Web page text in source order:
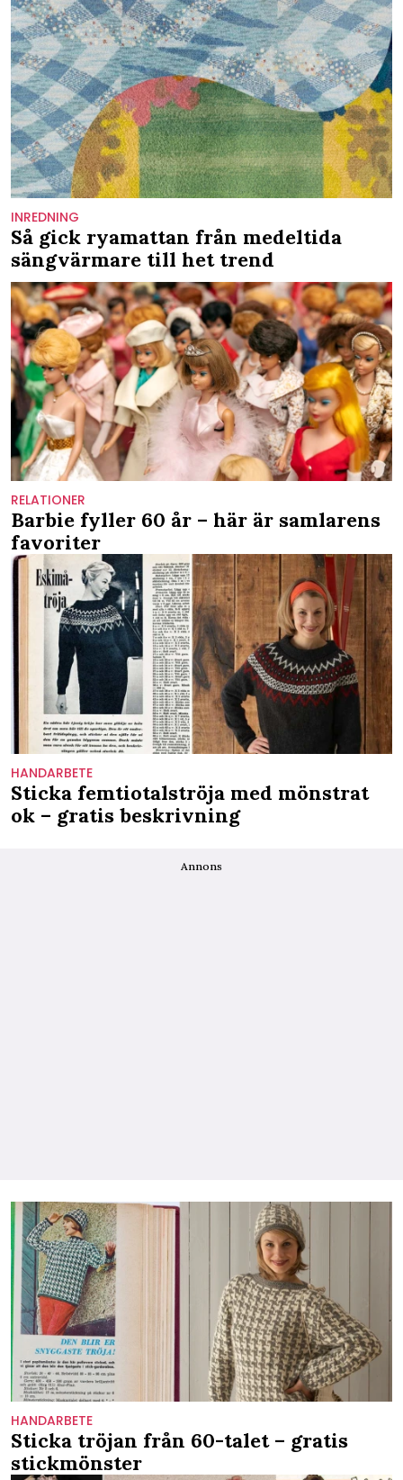
INREDNING
Så gick ryamattan från medeltida
sängvärmare till het trend
RELATIONER
Barbie fyller 60 år – här är samlarens
favoriter
HANDARBETE
Sticka femtiotalströja med mönstrat
ok – gratis beskrivning
Annons
HANDARBETE
Sticka tröjan från 60-talet – gratis
stickmönster